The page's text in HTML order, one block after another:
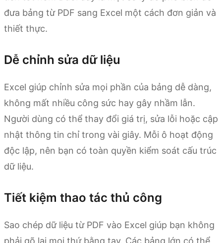
đưa bảng từ PDF sang Excel một cách đơn giản và
thiết thực.
Dễ chỉnh sửa dữ liệu
Excel giúp chỉnh sửa mọi phần của bảng dễ dàng,
không mất nhiều công sức hay gây nhầm lẫn.
Người dùng có thể thay đổi giá trị, sửa lỗi hoặc cập
nhật thông tin chỉ trong vài giây. Mỗi ô hoạt động
độc lập, nên bạn có toàn quyền kiểm soát cấu trúc
dữ liệu.
Tiết kiệm thao tác thủ công
Sao chép dữ liệu từ PDF vào Excel giúp bạn không
phải gõ lại mọi thứ bằng tay. Các bảng lớn có thể